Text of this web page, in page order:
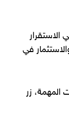
الاستقرار
في
المهمة، زر